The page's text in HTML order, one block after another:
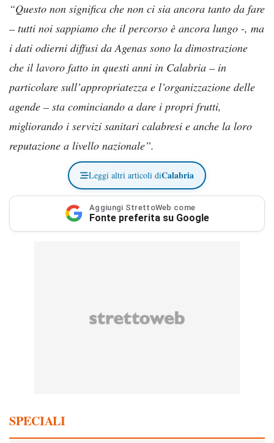
“Questo non significa che non ci sia ancora tanto da fare
– tutti noi sappiamo che il percorso è ancora lungo -, ma
i dati odierni diffusi da Agenas sono la dimostrazione
che il lavoro fatto in questi anni in Calabria – in
particolare sull’appropriatezza e l’organizzazione delle
agende – sta cominciando a dare i propri frutti,
migliorando i servizi sanitari calabresi e anche la loro
reputazione a livello nazionale”.
Leggi altri articoli diCalabria
Aggiungi StrettoWeb come
Fonte preferita su Google
SPECIALI